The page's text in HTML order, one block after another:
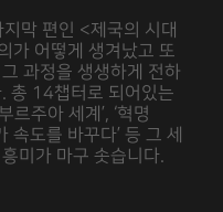
지막 편인 <제국의 시대
가 어떻게 생겨났고 또
과정을 생생하게 전하
총 14챕터로 되어있는
르주아 세계’, ‘혁명
속도를 바꾸다’ 등 그 세
미가 마구 솟습니다.